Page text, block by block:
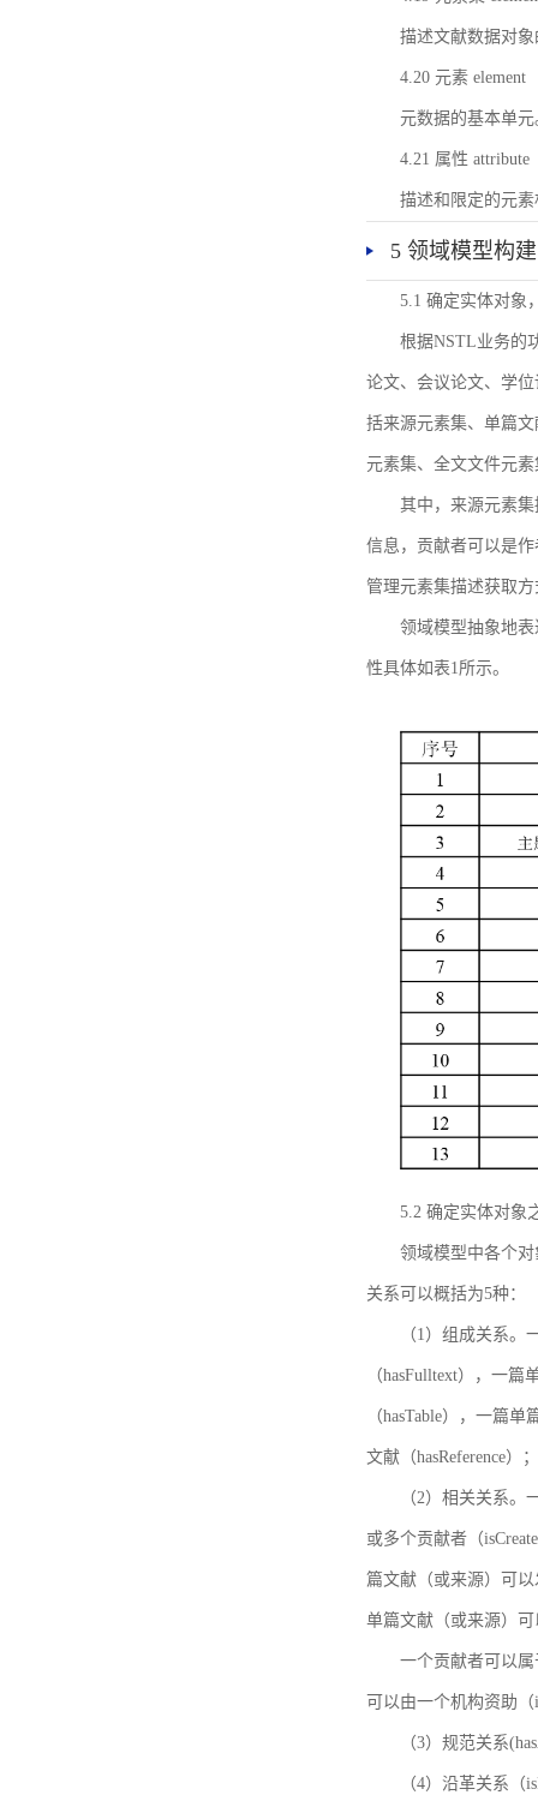
描述文献数据对
4.20 元素 element
元数据的基本单元
4.21 属性 attribute
描述和限定的元
5 领域模型构建
5.1 确定实体对象
根据NSTL业务的
论文、会议论文、学
括来源元素集、单篇
元素集、全文文件元
其中，来源元素
信息，贡献者可以是
管理元素集描述获取
领域模型抽象地
性具体如表1所示。
5.2 确定实体对象
领域模型中各个
关系可以概括为5种：
（1）组成关系
（hasFulltext），一
（hasTable），一篇
文献（hasReference）；
（2）相关关系
或多个贡献者（
篇文献（或来源）可
单篇文献（或来源）可
一个贡献者可以
可以由一个机构资助（
（3）规范关系
（4）沿革关系